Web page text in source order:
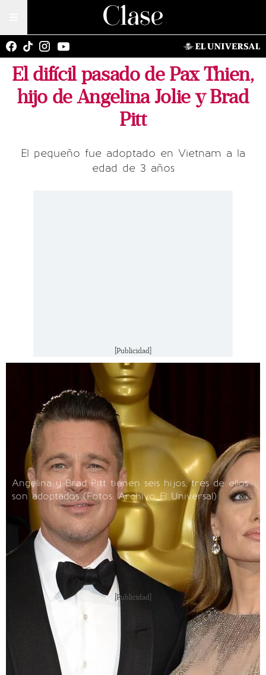
El difícil pasado de Pax Thien,
hijo de Angelina Jolie y Brad
Pitt
El pequeño fue adoptado en Vietnam a la
edad de 3 años
[Publicidad]
Angelina y Brad Pitt tienen seis hijos, tres de ellos
son adoptados(Fotos: Archivo El Universal)
[Publicidad]